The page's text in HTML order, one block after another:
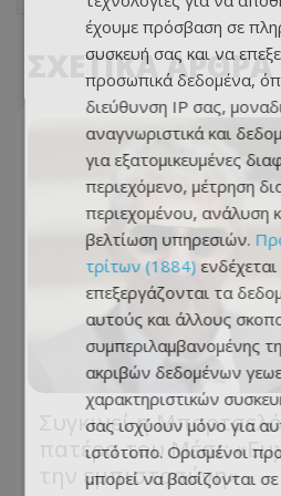
ΣΧΕΤΙΚΑ ΑΡΘΡΑ
Συγκινεί η
πατέρα του Μέσι:
την εμπιστοσύνη»
έχουμε πρόσβαση σε
συσκευή σας και να
προσωπικά δεδομένα,
διεύθυνση IP σας,
αναγνωριστικά και
για εξατομικευμένες
περιεχόμενο, μέτρηση
περιεχομένου, ανάλυση
βελτίωση υπηρεσιών.
τρίτων (1884)
επεξεργάζονται τα
αυτούς και άλλους
συμπεριλαμβανομένης
ακριβών δεδομένων
χαρακτηριστικών
σας ισχύουν μόνο για
ιστότοπο. Ορισμένοι
μπορεί να βασίζονται